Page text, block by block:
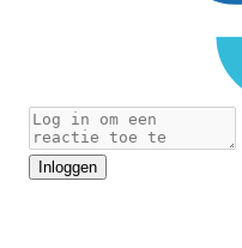
Inloggen